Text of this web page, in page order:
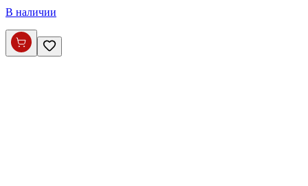
В наличии